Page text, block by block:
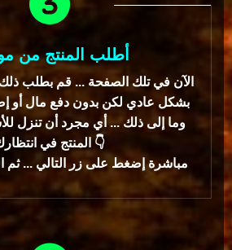
أطلب المنتج من
الآن في تلك الصفحة ... قم بطلب ذلك
بشكل عادي لكن بدون دفع مال أو
وما إلى ذلك ... أي مجرد أن تنزل
المنتج في انتظارك 👇
مباشرة إضغط على زر التالي ... ثم